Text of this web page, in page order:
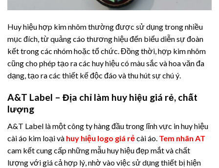
Huy hiệu hợp kim nhôm thường được sử dụng trong nhiều
mục đích, từ quảng cáo thương hiệu đến biểu diễn sự đoàn
kết trong các nhóm hoặc tổ chức. Đồng thời, hợp kim nhôm
cũng cho phép tạo ra các huy hiệu có màu sắc và hoa văn đa
dạng, tạo ra các thiết kế độc đáo và thu hút sự chú ý.
A&T Label – Địa chỉ làm huy hiệu giá rẻ, chất
lượng
A&T Label là một công ty hàng đầu trong lĩnh vực in huy hiệu
cài áo kim loại và huy hiệu logo giá rẻcài áo. Tem nhãn AT
cam kết cung cấp những mẫu huy hiệu đẹp mắt và chất
lượng với giá cả hợp lý, nhờ vào việc sử dụng thiết bị hiện